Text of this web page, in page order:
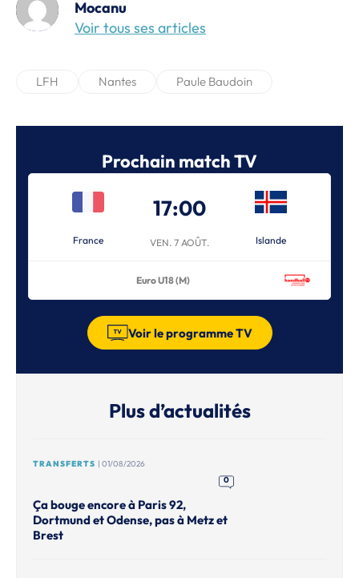
Mocanu
Voir tous ses articles
LFH Nantes Paule Baudoin
Prochain match TV
France
17:00
VEN. 7 AOÛT. Islande
Euro U18 (M)
Voir le programme TV
Plus d’actualités
TRANSFERTS | 01/08/2026
0
Ça bouge encore à Paris 92,
Dortmund et Odense, pas à Metz et
Brest